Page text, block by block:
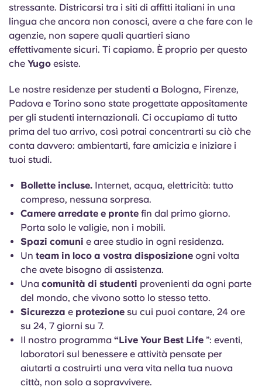
stressante. Districarsi tra i siti di affitti italiani in una
lingua che ancora non conosci, avere a che fare con le
agenzie, non sapere quali quartieri siano
effettivamente sicuri. Ti capiamo. È proprio per questo
che Yugo esiste.
Le nostre residenze per studenti a Bologna, Firenze,
Padova e Torino sono state progettate appositamente
per gli studenti internazionali. Ci occupiamo di tutto
prima del tuo arrivo, così potrai concentrarti su ciò che
conta davvero: ambientarti, fare amicizia e iniziare i
tuoi studi.
Bollette incluse. Internet, acqua, elettricità: tutto
compreso, nessuna sorpresa.
Camere arredate e pronte fin dal primo giorno.
Porta solo le valigie, non i mobili.
Spazi comuni e aree studio in ogni residenza.
Un team in loco a vostra disposizione ogni volta
che avete bisogno di assistenza.
Una comunità di studenti provenienti da ogni parte
del mondo, che vivono sotto lo stesso tetto.
Sicurezza e protezione su cui puoi contare, 24 ore
su 24, 7 giorni su 7.
Il nostro programma “Live Your Best Life ”: eventi,
laboratori sul benessere e attività pensate per
aiutarti a costruirti una vera vita nella tua nuova
città, non solo a sopravvivere.